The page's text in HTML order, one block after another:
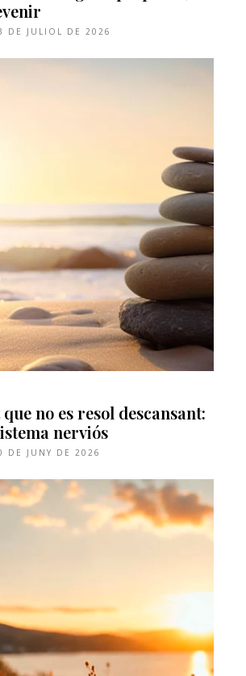
DE JULIOL DE 2026
no es resol descansant:
nerviós
DE JUNY DE 2026